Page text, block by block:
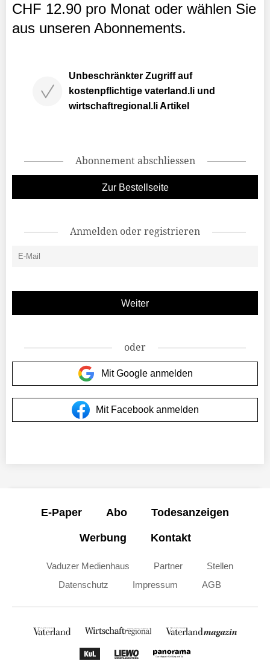
CHF 12.90 pro Monat oder wählen Sie
aus unseren Abonnements.
Unbeschränkter Zugriff auf
kostenpflichtige vaterland.li und
wirtschaftregional.li Artikel
Abonnement abschliessen
Zur Bestellseite
Anmelden oder registrieren
oder
Mit Google anmelden
Mit Facebook anmelden
E-Paper Abo Todesanzeigen
Werbung Kontakt
Vaduzer Medienhaus Partner
Stellen
Datenschutz
Impressum AGB